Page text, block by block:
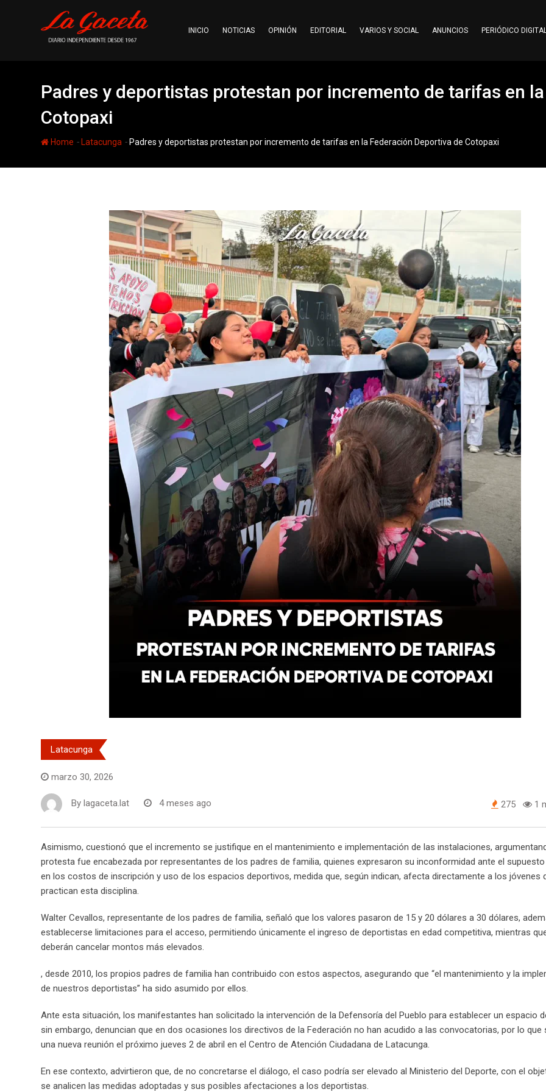
INICIO NOTICIAS OPINIÓN EDITORIAL VARIOS Y SOCIAL ANUNCIOS PERIÓDICO
Padres y deportistas protestan por incremento de tarifas en
Cotopaxi
Home - Latacunga - Padres y deportistas protestan por incremento de tarifas en la Federación Deportiva de Cotopaxi
Latacunga
marzo 30, 2026
By lagaceta.lat 4 meses ago 275 1
Asimismo, cuestionó que el incremento se justifique en el mantenimiento e implementación de las instalaciones,
protesta fue encabezada por representantes de los padres de familia, quienes expresaron su inconformidad ante el
en los costos de inscripción y uso de los espacios deportivos, medida que, según indican, afecta directamente a los jóvenes
practican esta disciplina.
Walter Cevallos, representante de los padres de familia, señaló que los valores pasaron de 15 y 20 dólares a 30 dólares,
establecerse limitaciones para el acceso, permitiendo únicamente el ingreso de deportistas en edad competitiva, mientras
deberán cancelar montos más elevados.
, desde 2010, los propios padres de familia han contribuido con estos aspectos, asegurando que “el mantenimiento y la
de nuestros deportistas” ha sido asumido por ellos.
Ante esta situación, los manifestantes han solicitado la intervención de la Defensoría del Pueblo para establecer un espacio
sin embargo, denuncian que en dos ocasiones los directivos de la Federación no han acudido a las convocatorias, por lo que
una nueva reunión el próximo jueves 2 de abril en el Centro de Atención Ciudadana de Latacunga.
En ese contexto, advirtieron que, de no concretarse el diálogo, el caso podría ser elevado al Ministerio del Deporte, con el
se analicen las medidas adoptadas y sus posibles afectaciones a los deportistas.